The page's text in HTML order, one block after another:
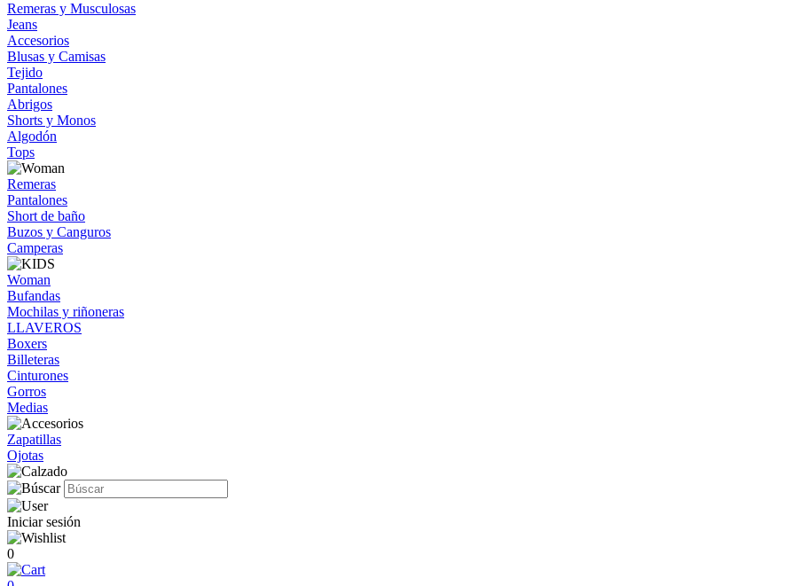
Remeras y Musculosas
Jeans
Accesorios
Blusas y Camisas
Tejido
Pantalones
Abrigos
Shorts y Monos
Algodón
Tops
Remeras
Pantalones
Short de baño
Buzos y Canguros
Camperas
Woman
Bufandas
Mochilas y riñoneras
LLAVEROS
Boxers
Billeteras
Cinturones
Gorros
Medias
Zapatillas
Ojotas
Iniciar sesión
0